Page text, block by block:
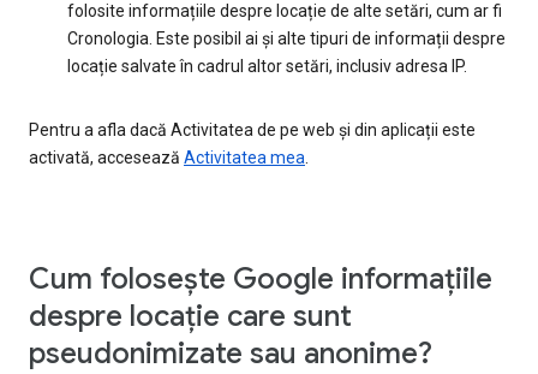
folosite informațiile despre locație de alte setări, cum ar fi
Cronologia. Este posibil ai și alte tipuri de informații despre
locație salvate în cadrul altor setări, inclusiv adresa IP.
Pentru a afla dacă Activitatea de pe web și din aplicații este
activată, accesează Activitatea mea.
Cum folosește Google informațiile
despre locație care sunt
pseudonimizate sau anonime?